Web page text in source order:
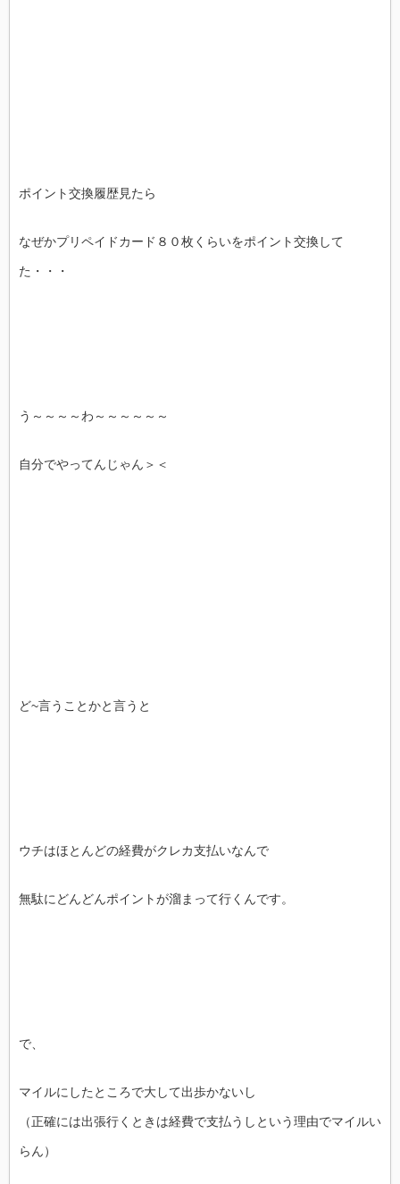
ポイント交換履歴見たら
なぜかプリペイドカード８０枚くらいをポイント交換して
た・・・
う～～～～わ～～～～～～
自分でやってんじゃん＞＜
ど~言うことかと言うと
ウチはほとんどの経費がクレカ支払いなんで
無駄にどんどんポイントが溜まって行くんです。
で、
マイルにしたところで大して出歩かないし
（正確には出張行くときは経費で支払うしという理由でマイルい
らん）